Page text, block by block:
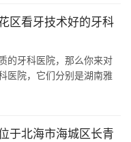
区看牙技术好的牙科
的牙科医院，那么你来对
医院，它们分别是湖南雅
于北海市海城区长青